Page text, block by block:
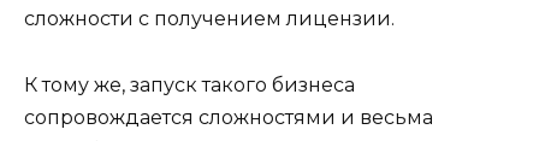
сложности с получением лицензии.
К тому же, запуск такого бизнеса
сопровождается сложностями и весьма